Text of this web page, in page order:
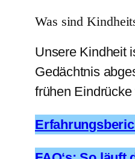
Was sind
Unsere Kindheit
Gedächtnis
frühen